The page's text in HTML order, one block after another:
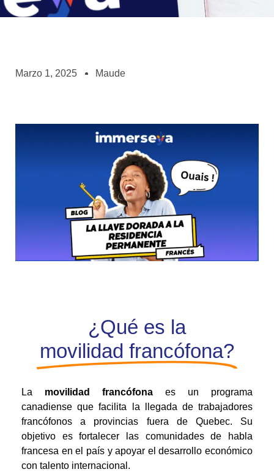
Marzo 1, 2025 Maude
¿Qué es la
movilidad francófona?
La movilidad francófona es un programa
canadiense que facilita la llegada de trabajadores
francófonos a provincias fuera de Quebec. Su
objetivo es fortalecer las comunidades de habla
francesa en el país y apoyar el desarrollo económico
con talento internacional.